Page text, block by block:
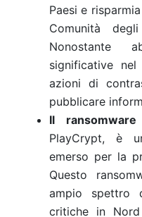
Paesi e
Comunità
Nonostante
significative
azioni di
pubblicare
Il ransomware
PlayCrypt, è
emerso per la
Questo
ampio spettro
critiche in